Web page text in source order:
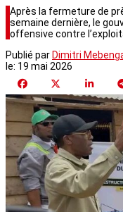
Après la fermeture de
semaine dernière, le
offensive contre
Publié parDimitri
le: 19 mai 2026